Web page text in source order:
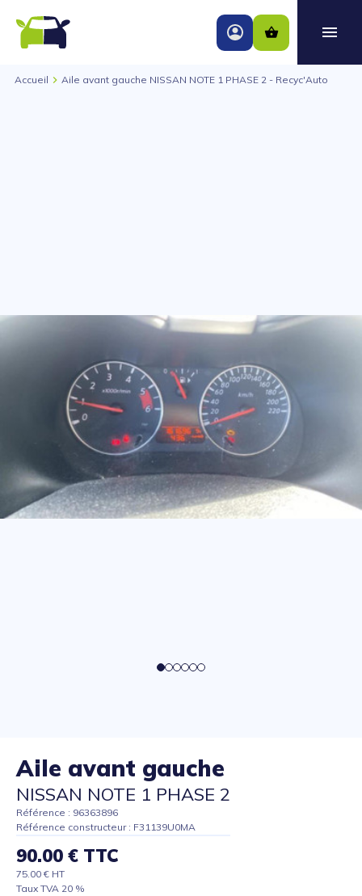
Accueil Aile avant gauche NISSAN NOTE 1 PHASE 2 - Recyc'Auto
Aile avant gauche
NISSAN NOTE 1 PHASE 2
Référence : 96363896
Référence constructeur : F31139U0MA
90.00 € TTC
75.00 € HT
Taux TVA 20 %